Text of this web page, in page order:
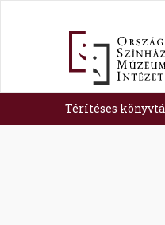
Térítéses